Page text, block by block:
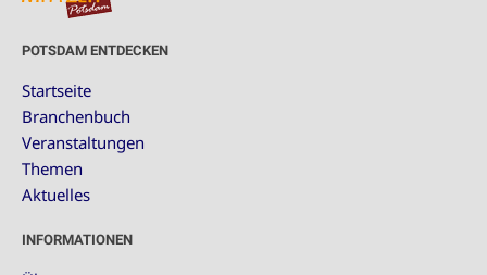
POTSDAM ENTDECKEN
Startseite
Branchenbuch
Veranstaltungen
Themen
Aktuelles
INFORMATIONEN